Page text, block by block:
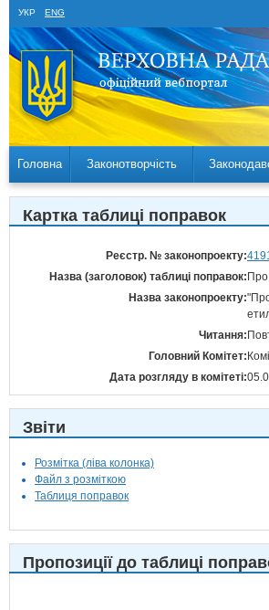
УКР ENG
Головна Законотворчість
Картка таблиці поправок
Реєстр. № законопроекту:
Назва (заголовок) таблиці поправок: Про
Назва законопроекту:
Читання:
Головний Комітет:
Дата розгляду в комітеті:
Звіти
Розмітка (ліва колонка)
Файл з розміткою
Таблиця поправок
Пропозиції до таблиці